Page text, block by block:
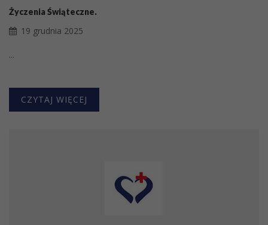
Życzenia Świąteczne.
19 grudnia 2025
...
CZYTAJ WIĘCEJ